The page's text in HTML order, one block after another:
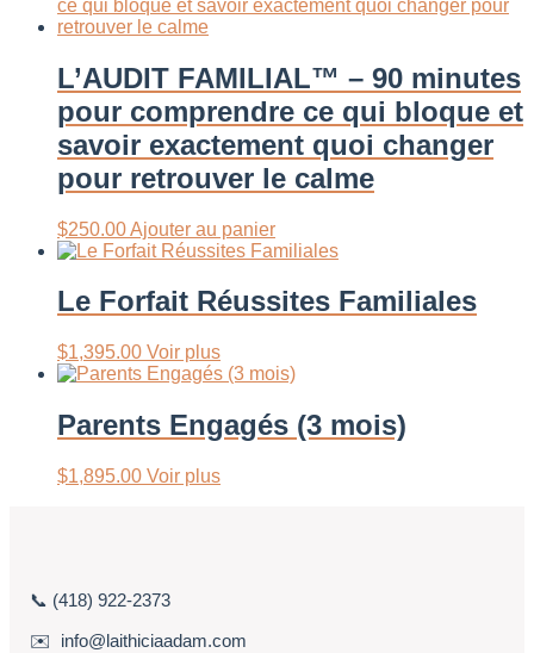
L’AUDIT FAMILIAL™ – 90 minutes
pour comprendre ce qui bloque et
savoir exactement quoi changer
pour retrouver le calme
$250.00Ajouter au panier
Le Forfait Réussites Familiales
$1,395.00 Voir plus
Parents Engagés (3 mois)
$1,895.00 Voir plus
📞 (418) 922-2373
✉️ info@laithiciaadam.com